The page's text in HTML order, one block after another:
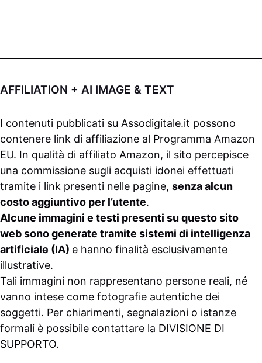
AFFILIATION + AI IMAGE & TEXT
I contenuti pubblicati su Assodigitale.it possono
contenere link di affiliazione al Programma Amazon
EU. In qualità di affiliato Amazon, il sito percepisce
una commissione sugli acquisti idonei effettuati
tramite i link presenti nelle pagine, senza alcun
costo aggiuntivo per l’utente.
Alcune immagini e testi presenti su questo sito
web sono generate tramite sistemi di intelligenza
artificiale (IA) e hanno finalità esclusivamente
illustrative.
Tali immagini non rappresentano persone reali, né
vanno intese come fotografie autentiche dei
soggetti. Per chiarimenti, segnalazioni o istanze
formali è possibile contattare la DIVISIONE DI
SUPPORTO.